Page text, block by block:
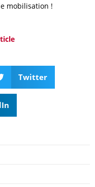
mobilisation !
Twitter